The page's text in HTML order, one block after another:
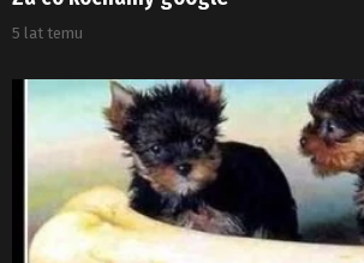
5 lat temu